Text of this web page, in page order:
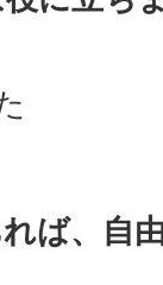
ば、自